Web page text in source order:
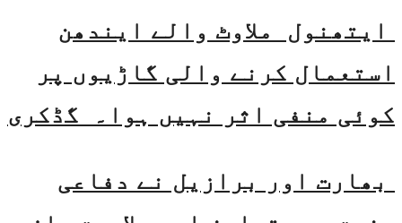
ایتھنول ملاوٹ والے ایندھن
استعمال کرنے والی گاڑیوں پر
کوئی منفی اثر نہیں ہوا۔ گڈکری
بھارت اور برازیل نے دفاعی